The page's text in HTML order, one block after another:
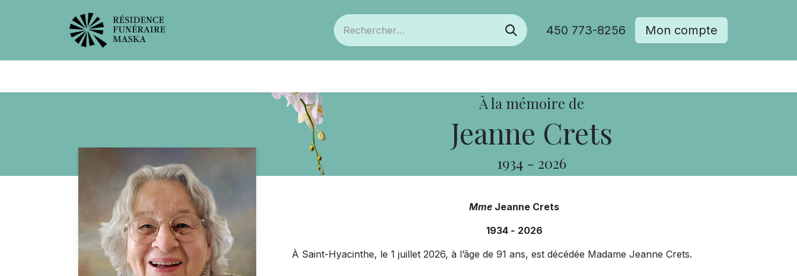
450 773-8256 Mon compte
À la mémoire de
Jeanne Crets
1934 - 2026
Mme Jeanne Crets
1934- 2026
À Saint-Hyacinthe, le 1 juillet 2026, à l’âge de 91 ans, est décédée Madame Jeanne Crets.